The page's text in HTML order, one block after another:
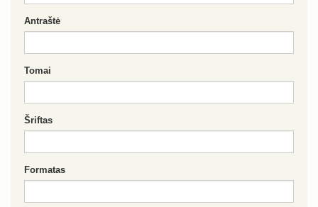
Antraštė
Tomai
Šriftas
Formatas